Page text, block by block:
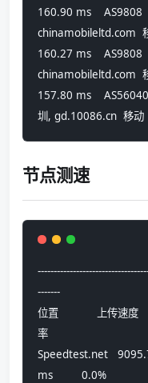
160.90 ms    AS9808
chinamobileltd.com
160.27 ms    AS9808
chinamobileltd.com
157.80 ms
圳, gd.10086.cn  移动
节点测速
-------
位置            上传速度
率
Speedtest.net
ms         0.0%